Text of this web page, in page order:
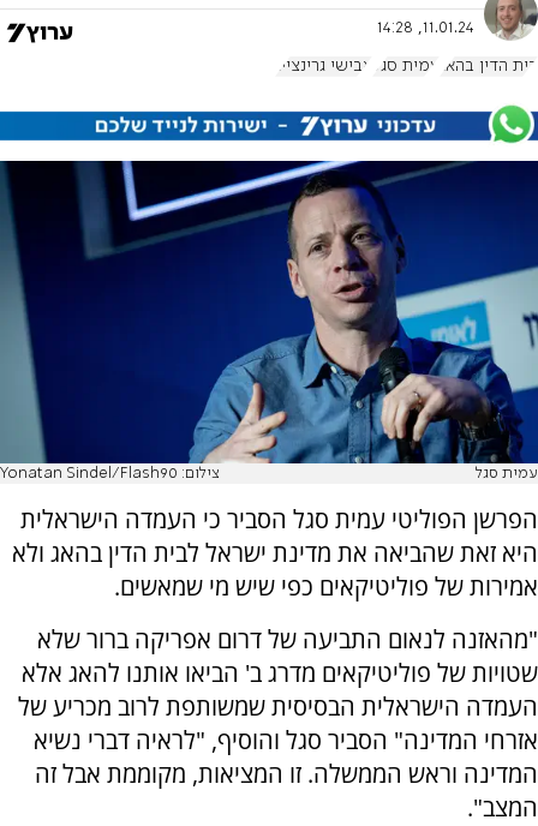
11.01.24, 14:28
בית הדין בהאג עמית סגל אבישי גרינצייג
עמית סגל צילום: Yonatan Sindel/Flash90
הפרשן הפוליטי עמית סגל הסביר כי העמדה הישראלית
היא זאת שהביאה את מדינת ישראל לבית הדין בהאג ולא
אמירות של פוליטיקאים כפי שיש מי שמאשים.
"מהאזנה לנאום התביעה של דרום אפריקה ברור שלא
שטויות של פוליטיקאים מדרג ב' הביאו אותנו להאג אלא
העמדה הישראלית הבסיסית שמשותפת לרוב מכריע של
אזרחי המדינה" הסביר סגל והוסיף, "לראיה דברי נשיא
המדינה וראש הממשלה. זו המציאות, מקוממת אבל זה
המצב".